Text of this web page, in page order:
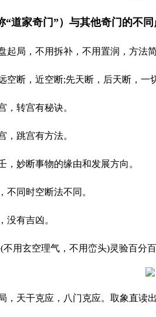
道家奇门”）与其他奇门的不同
起局，不用拆补，不用置润，方法简
空断，近空断;先天断，后天断，一
，转宫有秘诀。
，跳宫有方法。
，妙断事物的缘由和发展方向。
不同时空断法不同。
没有吉凶。
用玄空理气，不用峦头)灵验百分百
，天干克应，八门克应。取象直读